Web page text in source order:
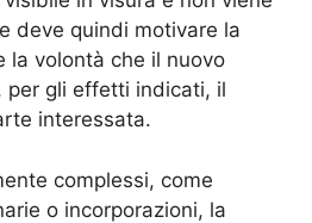
deve quindi motivare la
la volontà che il nuovo
per gli effetti indicati, il
interessata.
complessi, come
o incorporazioni, la